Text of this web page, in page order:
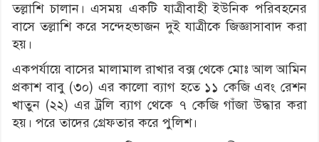
তল্লাশি চালান। এসময় একটি যাত্রীবাহী ইউনিক পরিবহনের
বাসে তল্লাশি করে সন্দেহভাজন দুই যাত্রীকে জিজ্ঞাসাবাদ করা
হয়।
একপর্যায়ে বাসের মালামাল রাখার বক্স থেকে মোঃ আল আমিন
প্রকাশ বাবু (৩০) এর কালো ব্যাগ হতে ১১ কেজি এবং রেশন
খাতুন (২২) এর ট্রলি ব্যাগ থেকে ৭ কেজি গাঁজা উদ্ধার করা
হয়। পরে তাদের গ্রেফতার করে পুলিশ।